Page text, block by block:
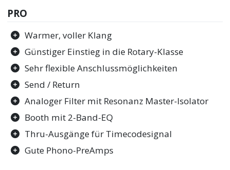
PRO
Warmer, voller Klang
Günstiger Einstieg in die Rotary-Klasse
Sehr flexible Anschlussmöglichkeiten
Send / Return
Analoger Filter mit Resonanz Master-Isolator
Booth mit 2-Band-EQ
Thru-Ausgänge für Timecodesignal
Gute Phono-PreAmps